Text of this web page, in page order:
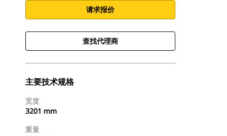
请求报价
查找代理商
主要技术规格
宽度
3201 mm
重量